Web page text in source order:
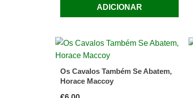
ADICIONAR
Os Cavalos Também Se Abatem,
Horace Maccoy